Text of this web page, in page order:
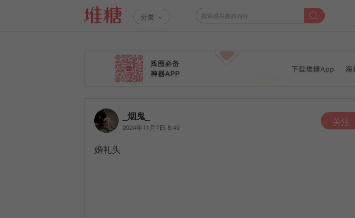
分类
_烟鬼_
2024年11月7日 8:49 关注
婚礼头